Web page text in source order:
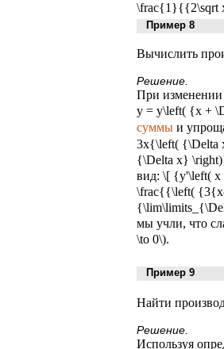
Пример 8
Вычислить
Решение.
При изменении
y = y\left( {x +
суммы и
3x{\left( {\Delta
{\Delta x}
вид: \[ {y'\left(
\frac{{\left(
мы учли, что
\to 0\).
Пример 9
Найти
Решение.
Используя